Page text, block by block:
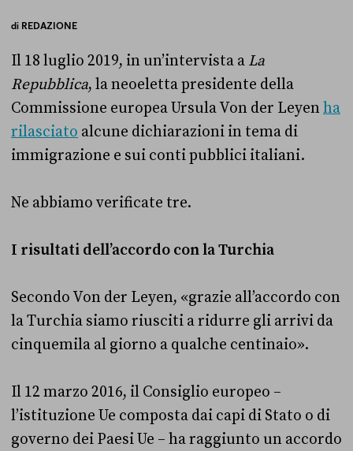
di REDAZIONE
Il 18 luglio 2019, in un’intervista a La
Repubblica, la neoeletta presidente della
Commissione europea Ursula Von der Leyenha
rilasciato alcune dichiarazioni in tema di
immigrazione e sui conti pubblici italiani.
Ne abbiamo verificate tre.
I risultati dell’accordo con la Turchia
Secondo Von der Leyen, «grazie all’accordo con
la Turchia siamo riusciti a ridurre gli arrivi da
cinquemila al giorno a qualche centinaio».
Il 12 marzo 2016, il Consiglio europeo –
l’istituzione Ue composta dai capi di Stato o di
governo dei Paesi Ue – ha raggiunto un accordo